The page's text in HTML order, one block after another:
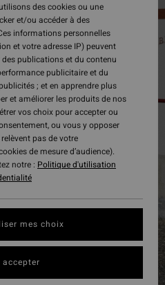
des cookies ou une
et/ou accéder à des
informations personnelles
et votre adresse IP) peuvent
publications et du contenu
publicitaire et du
; et en apprendre plus
et améliorer les produits de nos
vos choix pour accepter ou
ou vous y opposer
pas de votre
de mesure d’audience).
notre : Politique d'utilisation
mes choix
accepter